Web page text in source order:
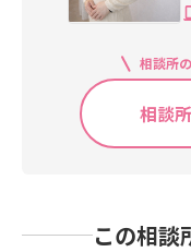
相談所
相談
この相談